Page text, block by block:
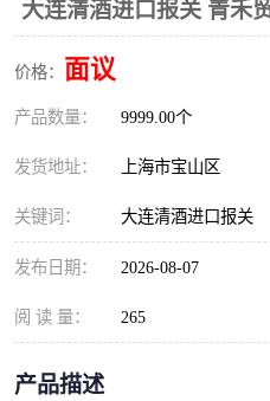
大连清酒进口报关 青禾
价格： 面议
产品数量： 9999.00个
发货地址： 上海市宝山区
关键词： 大连清酒进口报关
发布日期： 2026-08-07
阅 读 量： 265
产品描述